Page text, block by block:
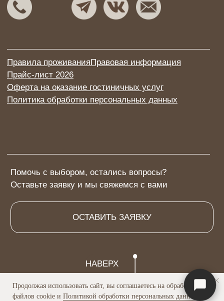
Продолжая использовать сайт, вы соглашаетесь на обработку
файлов cookie и Политикой обработки персональных данных